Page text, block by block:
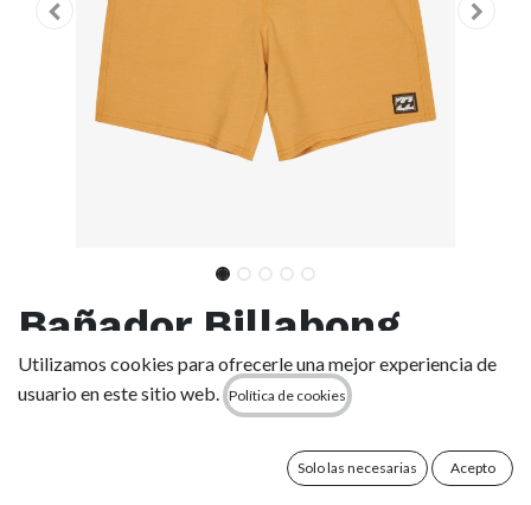
Bañador Billabong
Every Other Day Low
Tide - Honey (ylh0)
Utilizamos cookies para ofrecerle una mejor experiencia de
usuario en este sitio web.
Política de cookies
Solo las necesarias Acepto